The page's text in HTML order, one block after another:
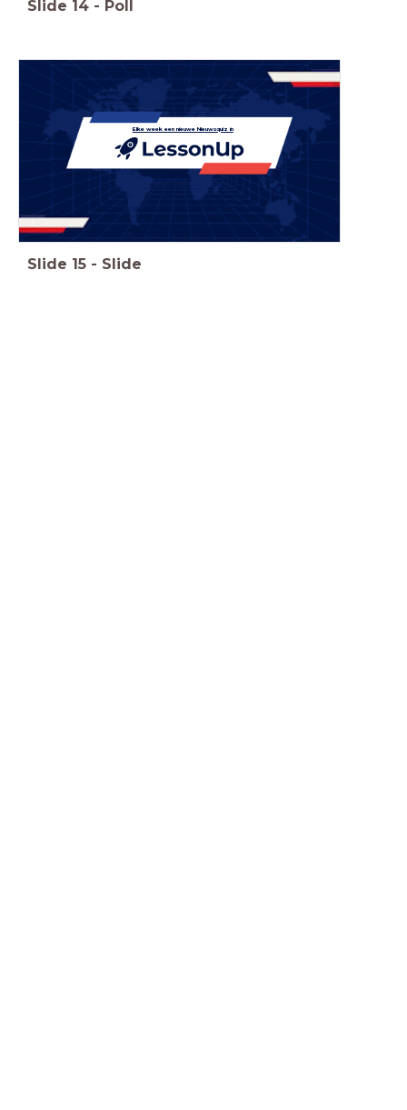
Slide 14 - Poll
Elke week een nieuwe Nieuwsquiz in
Slide 15 - Slide